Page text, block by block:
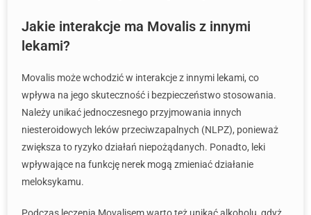
Jakie interakcje ma Movalis z innymi
lekami?
Movalis może wchodzić w interakcje z innymi lekami, co
wpływa na jego skuteczność i bezpieczeństwo stosowania.
Należy unikać jednoczesnego przyjmowania innych
niesteroidowych leków przeciwzapalnych (NLPZ), ponieważ
zwiększa to ryzyko działań niepożądanych. Ponadto, leki
wpływające na funkcję nerek mogą zmieniać działanie
meloksykamu.